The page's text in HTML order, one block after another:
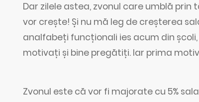
Dar zilele astea, zvonul care umblă prin
vor crește! Și nu mă leg de creșterea
analfabeți funcționali ies acum din
motivați și bine pregătiți. Iar prima
Zvonul este că vor fi majorate cu 5%